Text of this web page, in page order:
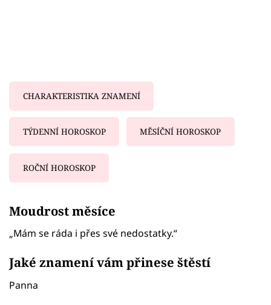
CHARAKTERISTIKA ZNAMENÍ
TÝDENNÍ HOROSKOP MĚSÍČNÍ HOROSKOP
ROČNÍ HOROSKOP
Moudrost měsíce
„Mám se ráda i přes své nedostatky.“
Jaké znamení vám přinese štěstí
Panna